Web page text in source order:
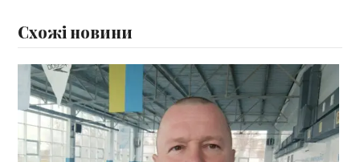
Схожі новини